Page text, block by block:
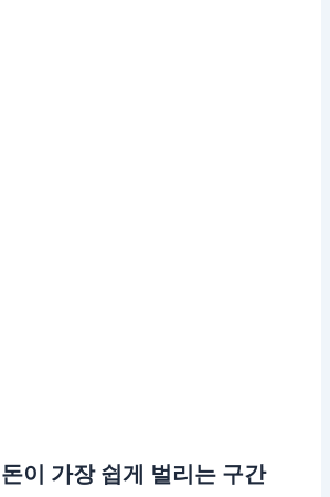
이 가장 쉽게 벌리는 구간